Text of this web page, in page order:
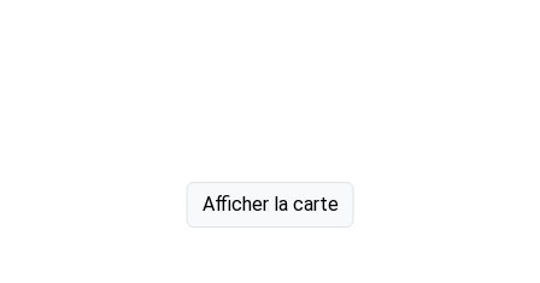
Afficher la carte